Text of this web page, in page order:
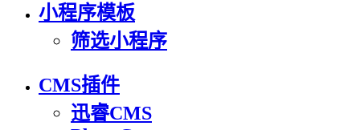
小程序模板
筛选小程序
CMS插件
迅睿CMS